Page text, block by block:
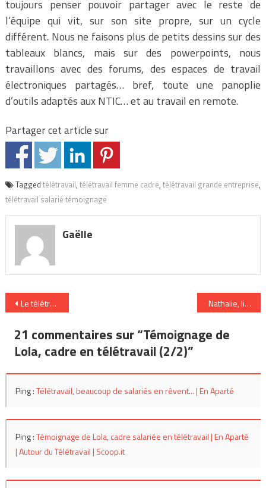
toujours penser pouvoir partager avec le reste de
l’équipe qui vit, sur son site propre, sur un cycle
différent. Nous ne faisons plus de petits dessins sur des
tableaux blancs, mais sur des powerpoints, nous
travaillons avec des forums, des espaces de travail
électroniques partagés… bref, toute une panoplie
d’outils adaptés aux NTIC… et au travail en remote.
Partager cet article sur
Tagged télétravail, télétravail femme cadre, télétravail grande entreprise,
télétravail salarié témoignage
Gaëlle
Navigation
de
l’article
Le télétravail, beaucoup de salariés en rêvent…(1/2) Nathalie, libraire
21 commentaires sur “Témoignage de
Lola, cadre en télétravail (2/2)”
Ping :Télétravail, beaucoup de salariés en rêvent... | En Aparté
Ping :Témoignage de Lola, cadre salariée en télétravail | En Aparté
| Autour du Télétravail | Scoop.it